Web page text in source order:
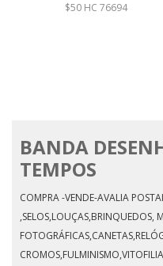
$50 HC 76694
BANDA
TEMPOS
COMPRA -VENDE-AVALIA
,SELOS,LOUÇAS,BRINQUEDOS,